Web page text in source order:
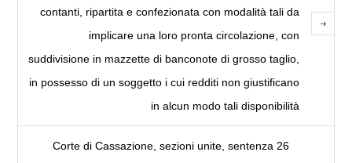
contanti, ripartita e confezionata con modalità tali da
implicare una loro pronta circolazione, con
suddivisione in mazzette di banconote di grosso taglio,
in possesso di un soggetto i cui redditi non giustificano
in alcun modo tali disponibilità
Corte di Cassazione, sezioni unite, sentenza 26